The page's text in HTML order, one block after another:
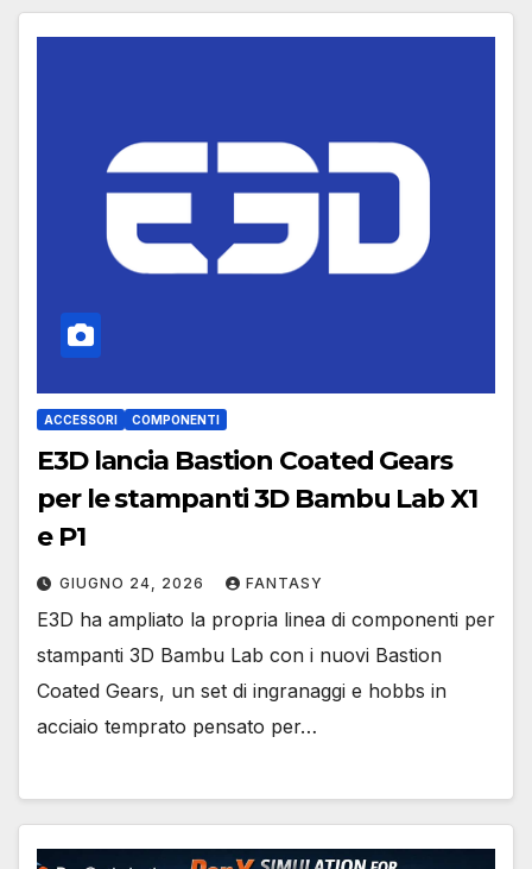
ACCESSORI COMPONENTI
E3D lancia Bastion Coated Gears
per le stampanti 3D Bambu Lab X1
e P1
GIUGNO 24, 2026 FANTASY
E3D ha ampliato la propria linea di componenti per
stampanti 3D Bambu Lab con i nuovi Bastion
Coated Gears, un set di ingranaggi e hobbs in
acciaio temprato pensato per…